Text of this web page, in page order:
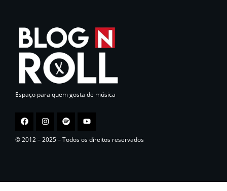
Espaço para quem gosta de música
© 2012 – 2025 – Todos os direitos reservados